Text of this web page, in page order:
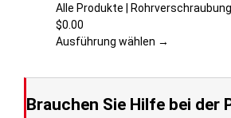
Produktseite
werden
mehrere
auf.
auf
Alle Produkte |
$0.00
Ausführung wählen →
Brauchen Sie Hilfe bei